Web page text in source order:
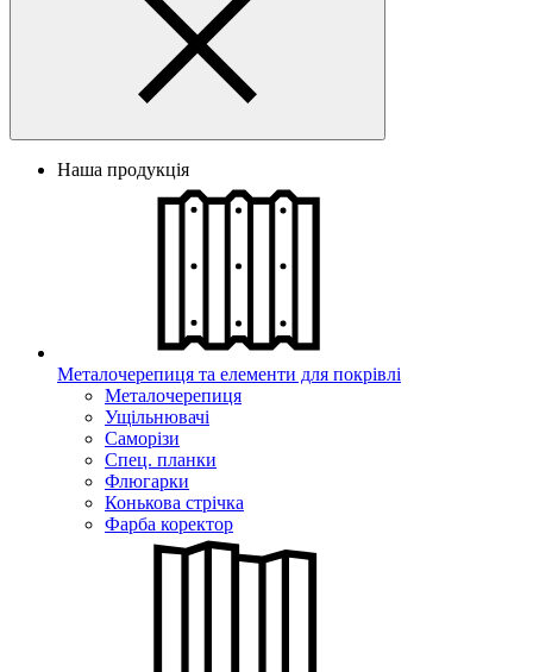
Наша продукція
Металочерепиця та елементи для покрівлі
Металочерепиця
Ущільнювачі
Саморізи
Спец. планки
Флюгарки
Конькова стрічка
Фарба коректор